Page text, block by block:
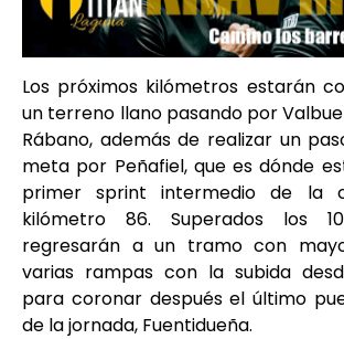
Los próximos kilómetros estarán
un terreno llano pasando por
Rábano, además de realizar un
meta por Peñafiel, que es dónde
primer sprint intermedio de la
kilómetro 86. Superados los
regresarán a un tramo con
varias rampas con la subida
para coronar después el último
de la jornada, Fuentidueña.